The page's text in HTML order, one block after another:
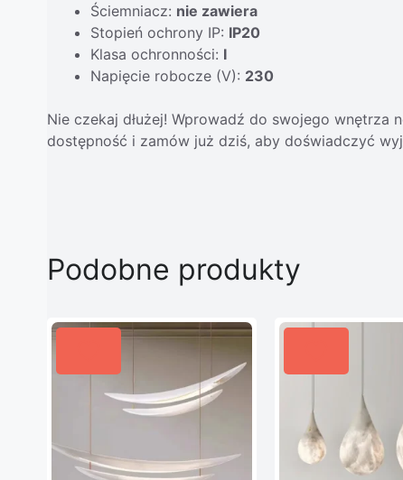
Ściemniacz: nie zawiera
Stopień ochrony IP: IP20
Klasa ochronności: I
Napięcie robocze (V): 230
Nie czekaj dłużej! Wprowadź do swojego wnętrza
dostępność i zamów już dziś, aby doświadczyć
Podobne produkty